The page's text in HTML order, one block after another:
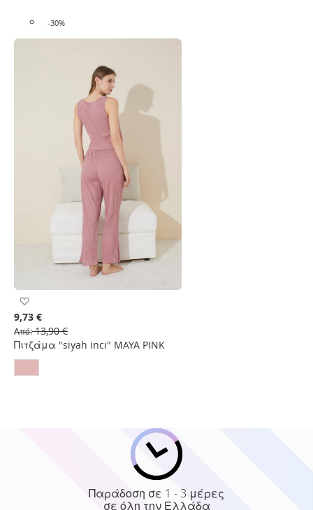
-30%
στη
Λίστα
Επιθυμιών
Πιτζάμα "siyah inci" MAYA PINK
9,73 €
Από 13,90 €
Παράδοση σε 1 - 3 μέρες
σε όλη την Ελλάδα